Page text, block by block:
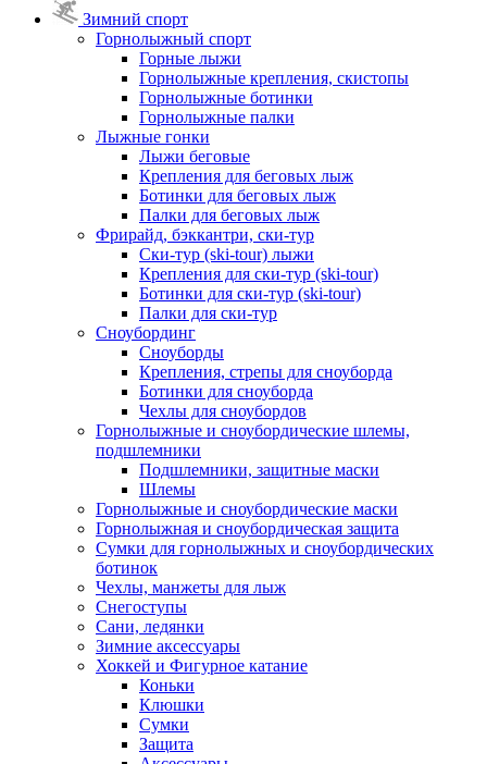
Зимний спорт
Горнолыжный спорт
Горные лыжи
Горнолыжные крепления, скистопы
Горнолыжные ботинки
Горнолыжные палки
Лыжные гонки
Лыжи беговые
Крепления для беговых лыж
Ботинки для беговых лыж
Палки для беговых лыж
Фрирайд, бэккантри, ски-тур
Ски-тур (ski-tour) лыжи
Крепления для ски-тур (ski-tour)
Ботинки для ски-тур (ski-tour)
Палки для ски-тур
Сноубординг
Сноуборды
Крепления, стрепы для сноуборда
Ботинки для сноуборда
Чехлы для сноубордов
Горнолыжные и сноубордические шлемы,
подшлемники
Подшлемники, защитные маски
Шлемы
Горнолыжные и сноубордические маски
Горнолыжная и сноубордическая защита
Сумки для горнолыжных и сноубордических
ботинок
Чехлы, манжеты для лыж
Снегоступы
Сани, ледянки
Зимние аксессуары
Хоккей и Фигурное катание
Коньки
Клюшки
Сумки
Защита